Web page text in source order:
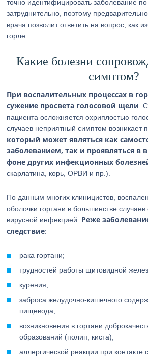
точно идентифицировать заболевание по
затруднительно, поэтому
врача позволит ответить на вопрос, как
горле.
Какие болезни
симптом?
При воспалительных процессах в
сужение просвета голосовой щели .
пациента осложняется охриплостью
случаев неприятный симптом возникает
который может являться как
заболеванием, так и проявляться в
фоне других инфекционных
скарлатина, корь, ОРВИ и пр.).
По данным многих клиницистов,
оболочки гортани в большинстве
вирусной инфекцией. Реже
следствие:
рака гортани;
трудностей работы щитовидной
курения;
заброса желудочно-кишечного
пищевода;
возникновения в гортани
образований (полип, киста);
аллергической реакции при контакте